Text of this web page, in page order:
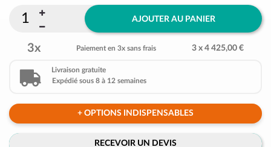
AJOUTER AU PANIER
3x Paiement en 3x sans frais 3 x 4 425,00 €
Livraison gratuite
Expédié sous 8 à 12 semaines
+ OPTIONS INDISPENSABLES
RECEVOIR UN DEVIS